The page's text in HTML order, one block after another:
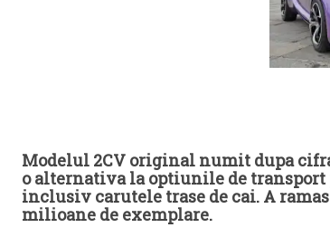
Sursa:
Modelul 2CV original numit dupa
o alternativa la optiunile de
inclusiv carutele trase de cai. A
milioane de exemplare.